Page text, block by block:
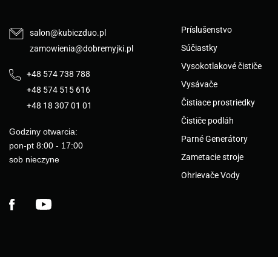
salon@kubiczduo.pl
zamowienia@dobremyjki.pl
+48 574 738 788
+48 574 515 616
+48 18 307 01 01
Godziny otwarcia:
pon-pt 8:00 - 17:00
sob nieczyne
Príslušenstvo
Súčiastky
Vysokotlakové čističe
Vysávače
Čistiace prostriedky
Čističe podláh
Parné Generátory
Zametacie stroje
Ohrievače Vody
Facebook